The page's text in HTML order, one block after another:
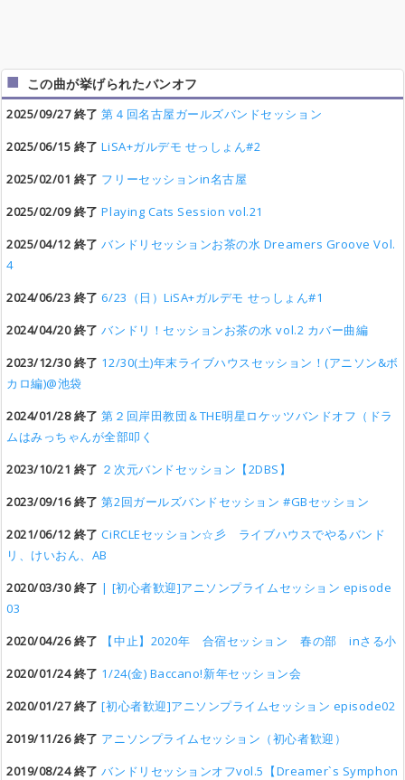
この曲が挙げられたバンオフ
2025/09/27 終了 第４回名古屋ガールズバンドセッション
2025/06/15 終了 LiSA+ガルデモ せっしょん#2
2025/02/01 終了 フリーセッションin名古屋
2025/02/09 終了 Playing Cats Session vol.21
2025/04/12 終了 バンドリセッションお茶の水 Dreamers Groove Vol.
4
2024/06/23 終了 6/23（日）LiSA+ガルデモ せっしょん#1
2024/04/20 終了 バンドリ！セッションお茶の水 vol.2 カバー曲編
2023/12/30 終了 12/30(土)年末ライブハウスセッション！(アニソン&ボ
カロ編)@池袋
2024/01/28 終了 第２回岸田教団＆THE明星ロケッツバンドオフ（ドラ
ムはみっちゃんが全部叩く
2023/10/21 終了 ２次元バンドセッション【2DBS】
2023/09/16 終了 第2回ガールズバンドセッション #GBセッション
2021/06/12 終了 CiRCLEセッション☆彡 ライブハウスでやるバンド
リ、けいおん、AB
2020/03/30 終了 | [初心者歓迎]アニソンプライムセッション episode
03
2020/04/26 終了
【中止】2020年 合宿セッション 春の部 inさる小
2020/01/24 終了 1/24(金) Baccano!新年セッション会
2020/01/27 終了 [初心者歓迎]アニソンプライムセッション episode02
2019/11/26 終了 アニソンプライムセッション（初心者歓迎）
2019/08/24 終了 バンドリセッションオフvol.5【Dreamer`s Symphon